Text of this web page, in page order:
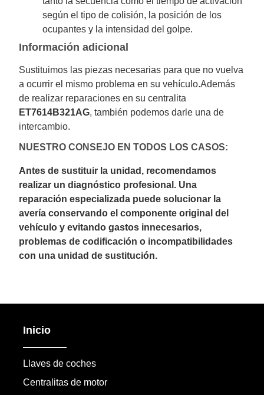
según el tipo de colisión, la posición de los
ocupantes y la intensidad del golpe.
Información adicional
Sustituimos las piezas necesarias para que no vuelva
a ocurrir el mismo problema en su vehículo.Además
de realizar reparaciones en su centralita
ET7614B321AG, también podemos darle una de
intercambio.
NUESTRO CONSEJO EN TODOS LOS CASOS:
Antes de sustituir la unidad, recomendamos
realizar un diagnóstico profesional. Una
reparación especializada puede solucionar la
avería conservando el componente original del
vehículo y evitando gastos innecesarios,
problemas de codificación o incompatibilidades
con una unidad de sustitución.
Inicio
Llaves de coches
Centralitas de motor